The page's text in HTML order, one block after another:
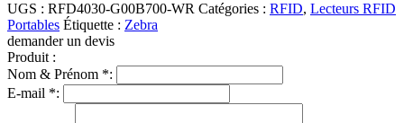
UGS : RFD4030-G00B700-WR Catégories : RFID, Lecteurs RFID
Portables Étiquette : Zebra
demander un devis
Produit :
Nom & Prénom *:
E-mail *: